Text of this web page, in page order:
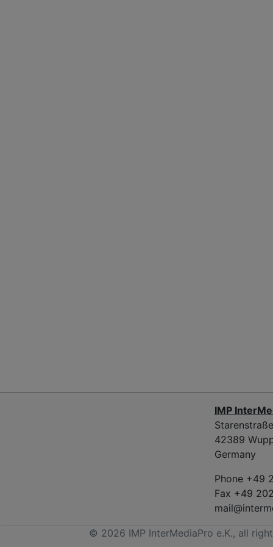
IMP
42389
Germany
Phone +49
Fax +49
© 2026 IMP InterMediaPro e.K., all